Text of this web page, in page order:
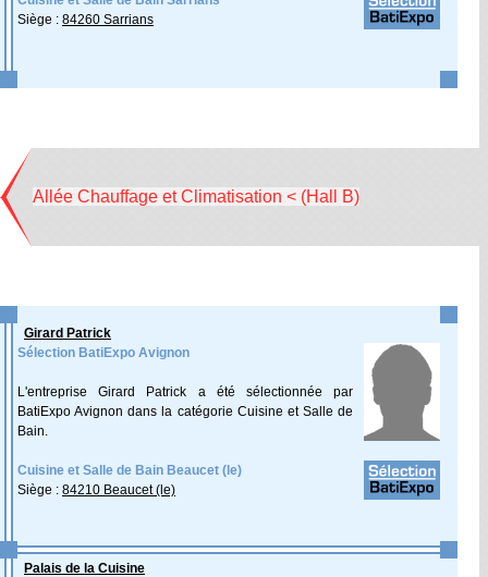
Siège : 84260 Sarrians
Allée Chauffage et Climatisation < (Hall B)
Girard Patrick
Sélection BatiExpo Avignon
L'entreprise Girard Patrick a été sélectionnée par
BatiExpo Avignon dans la catégorie Cuisine et Salle de
Bain.
Cuisine et Salle de Bain Beaucet (le)
Siège : 84210 Beaucet (le)
Palais de la Cuisine